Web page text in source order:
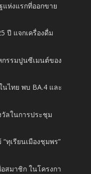
แห่งแรกที่ออกขาย
ปี แจกเครื่องดื่ม
กรรมปูนซีเมนต์ของ
นไทย พบ BA.4 และ
ลในการประชุม
ทุเรียนเมืองชุมพร”
สมาชิก ในโครงกา